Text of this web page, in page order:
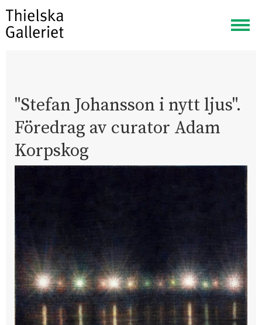
Visa
meny
"Stefan Johansson i nytt ljus".
Föredrag av curator Adam
Korpskog